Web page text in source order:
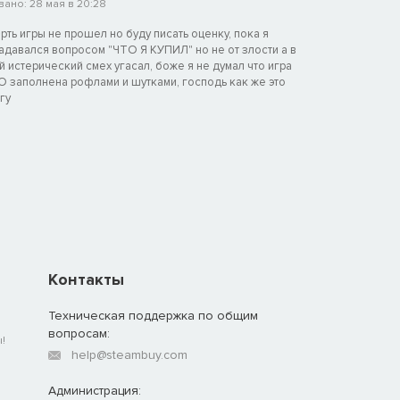
28 мая в 20:28
игры не прошел но буду писать оценку, пока я
вопросом "ЧТО Я КУПИЛ" но не от злости а в
истерический смех угасал, боже я не думал что игра
рофлами и шутками, господь как же это
Контакты
Техническая поддержка по общим
вопросам:
help@steambuy.com
Администрация: